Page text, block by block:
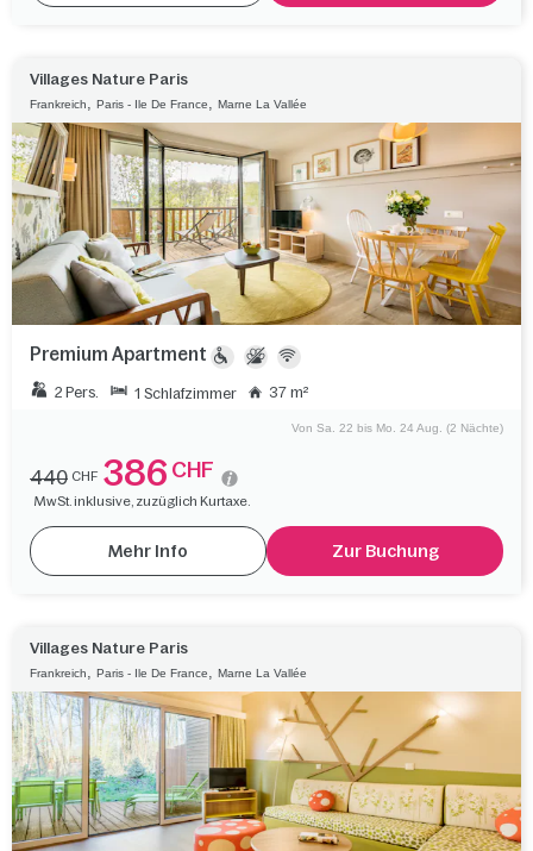
Villages Nature Paris
Frankreich, Paris - Ile De France, Marne La Vallée
Premium Apartment
2 Pers. 1 Schlafzimmer 37 m²
Von Sa. 22 bis Mo. 24 Aug. (2 Nächte)
440 CHF 386 CHF
MwSt. inklusive, zuzüglich Kurtaxe.
Mehr Info Zur Buchung
Villages Nature Paris
Frankreich, Paris - Ile De France, Marne La Vallée